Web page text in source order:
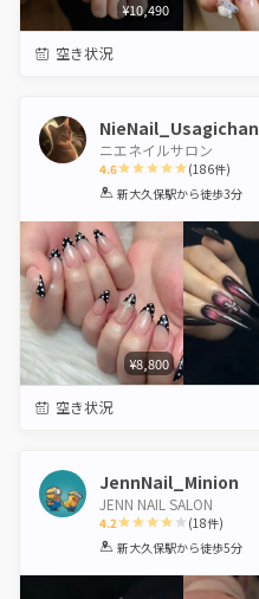
¥10,490
空き状況
NieNail_Usagichan
ニエネイルサロン
4.6
1 2 3 4 5
(186件)
新大久保駅から徒歩3分
¥8,800
空き状況
JennNail_Minion
JENN NAIL SALON
4.2
1 2 3 4 5
(18件)
新大久保駅から徒歩5分